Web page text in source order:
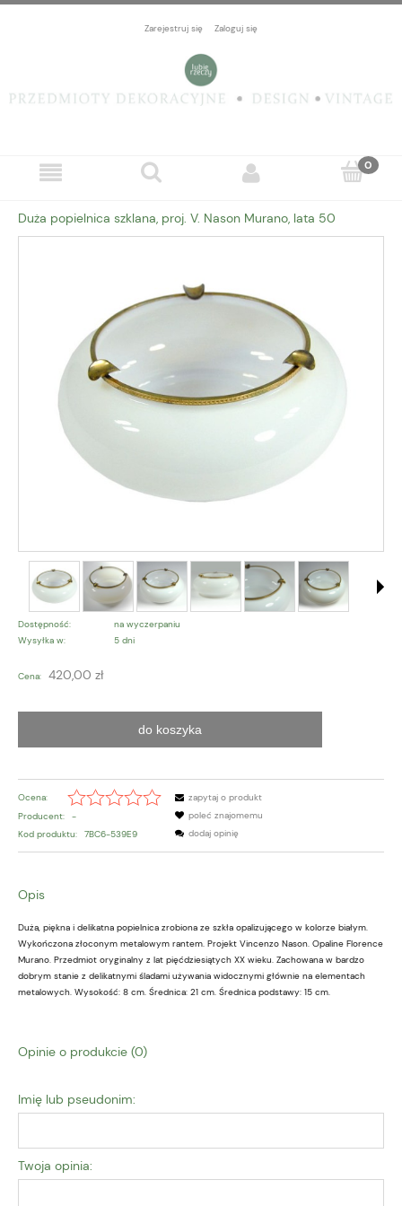
Zarejestruj się Zaloguj się
Duża popielnica szklana, proj. V. Nason Murano, lata 50
Dostępność:
na wyczerpaniu
Wysyłka w:
5 dni
Cena: 420,00 zł
do koszyka
Ocena:
Producent:
-
Kod produktu:
7BC6-539E9
zapytaj o produkt
poleć znajomemu
dodaj opinię
Opis
Duża, piękna i delikatna popielnica zrobiona ze szkła opalizującego w kolorze białym.
Wykończona złoconym metalowym rantem. Projekt Vincenzo Nason. Opaline Florence
Murano. Przedmiot oryginalny z lat pięćdziesiątych XX wieku. Zachowana w bardzo
dobrym stanie z delikatnymi śladami używania widocznymi głównie na elementach
metalowych. Wysokość: 8 cm. Średnica: 21 cm. Średnica podstawy: 15 cm.
Opinie o produkcie (0)
Imię lub pseudonim:
Twoja opinia: